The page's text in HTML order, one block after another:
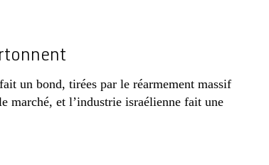
un bond, tirées par le réarmement massif
marché, et l’industrie israélienne fait une